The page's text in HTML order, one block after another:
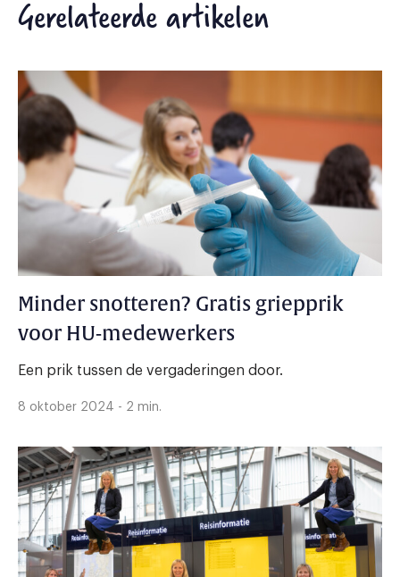
Gerelateerde artikelen
Minder snotteren? Gratis griepprik
voor HU-medewerkers
Een prik tussen de vergaderingen door.
8 oktober 2024 - 2 min.